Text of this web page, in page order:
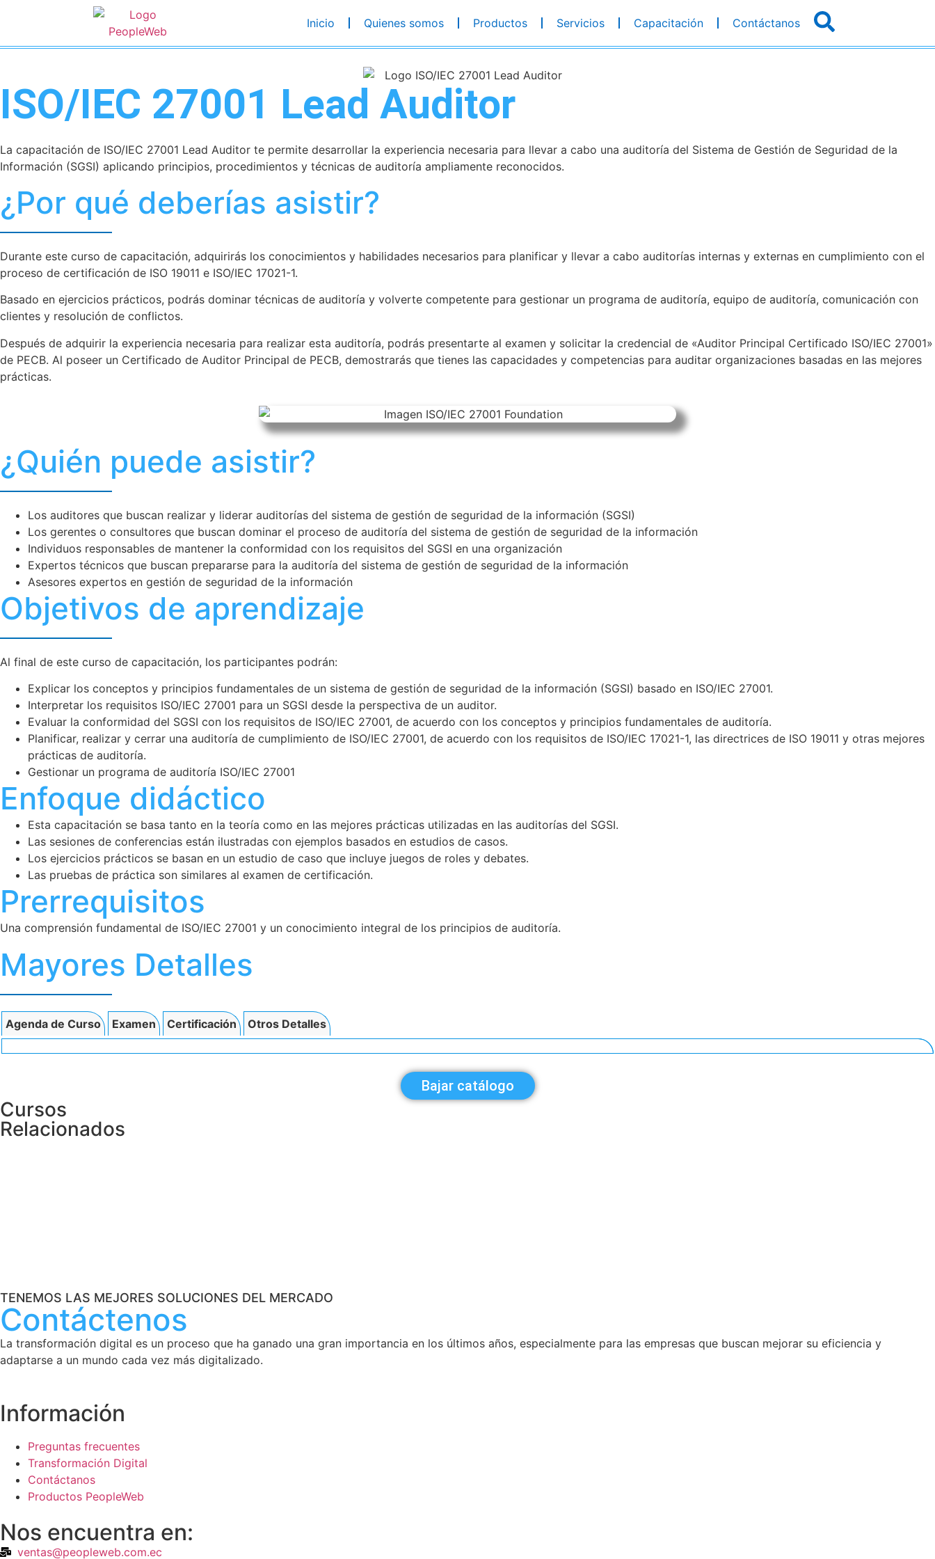
Inicio Quienes somos Productos Servicios Capacitación Contáctanos
ISO/IEC 27001 Lead Auditor
La capacitación de ISO/IEC 27001 Lead Auditor te permite desarrollar la experiencia necesaria para llevar a cabo una auditoría del Sistema de Gestión de Seguridad de la
Información (SGSI) aplicando principios, procedimientos y técnicas de auditoría ampliamente reconocidos.
¿Por qué deberías asistir?
Durante este curso de capacitación, adquirirás los conocimientos y habilidades necesarios para planificar y llevar a cabo auditorías internas y externas en cumplimiento con el
proceso de certificación de ISO 19011 e ISO/IEC 17021-1.
Basado en ejercicios prácticos, podrás dominar técnicas de auditoría y volverte competente para gestionar un programa de auditoría, equipo de auditoría, comunicación con
clientes y resolución de conflictos.
Después de adquirir la experiencia necesaria para realizar esta auditoría, podrás presentarte al examen y solicitar la credencial de «Auditor Principal Certificado ISO/IEC 27001»
de PECB. Al poseer un Certificado de Auditor Principal de PECB, demostrarás que tienes las capacidades y competencias para auditar organizaciones basadas en las mejores
prácticas.
¿Quién puede asistir?
Los auditores que buscan realizar y liderar auditorías del sistema de gestión de seguridad de la información (SGSI)
Los gerentes o consultores que buscan dominar el proceso de auditoría del sistema de gestión de seguridad de la información
Individuos responsables de mantener la conformidad con los requisitos del SGSI en una organización
Expertos técnicos que buscan prepararse para la auditoría del sistema de gestión de seguridad de la información
Asesores expertos en gestión de seguridad de la información
Objetivos de aprendizaje
Al final de este curso de capacitación, los participantes podrán:
Explicar los conceptos y principios fundamentales de un sistema de gestión de seguridad de la información (SGSI) basado en ISO/IEC 27001.
Interpretar los requisitos ISO/IEC 27001 para un SGSI desde la perspectiva de un auditor.
Evaluar la conformidad del SGSI con los requisitos de ISO/IEC 27001, de acuerdo con los conceptos y principios fundamentales de auditoría.
Planificar, realizar y cerrar una auditoría de cumplimiento de ISO/IEC 27001, de acuerdo con los requisitos de ISO/IEC 17021-1, las directrices de ISO 19011 y otras mejores
prácticas de auditoría.
Gestionar un programa de auditoría ISO/IEC 27001
Enfoque didáctico
Esta capacitación se basa tanto en la teoría como en las mejores prácticas utilizadas en las auditorías del SGSI.
Las sesiones de conferencias están ilustradas con ejemplos basados ​​en estudios de casos.
Los ejercicios prácticos se basan en un estudio de caso que incluye juegos de roles y debates.
Las pruebas de práctica son similares al examen de certificación.
Prerrequisitos
Una comprensión fundamental de ISO/IEC 27001 y un conocimiento integral de los principios de auditoría.
Mayores Detalles
Agenda de Curso Examen Certificación Otros Detalles
Bajar catálogo
Cursos
Relacionados
TENEMOS LAS MEJORES SOLUCIONES DEL MERCADO
Contáctenos
La transformación digital es un proceso que ha ganado una gran importancia en los últimos años, especialmente para las empresas que buscan mejorar su eficiencia y
adaptarse a un mundo cada vez más digitalizado.
Información
Preguntas frecuentes
Transformación Digital
Contáctanos
Productos PeopleWeb
Nos encuentra en:
ventas@peopleweb.com.ec